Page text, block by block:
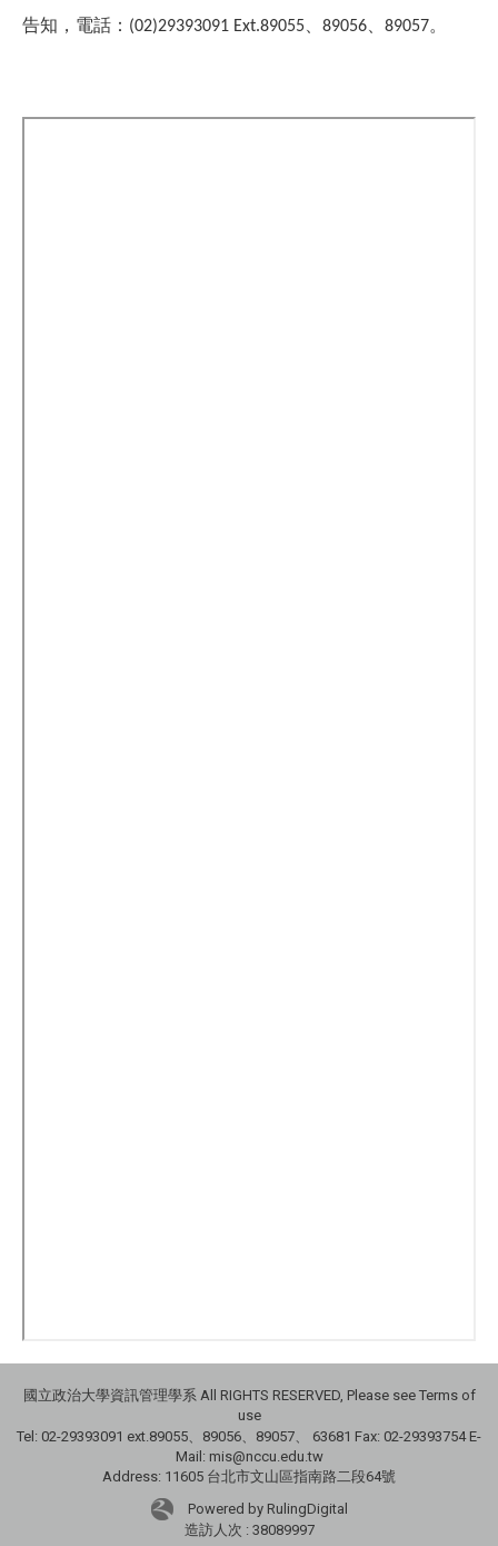
告知，電話： (02)29393091 Ext.89055 89056 89057。
國立政治大學資訊管理學系 All RIGHTS RESERVED, Please see Terms of
use
Tel: 02-29393091 ext.89055、89056、89057、
63681 Fax: 02-29393754 E-
Mail: mis@nccu.edu.tw
Address: 11605 台北市文山區指南路二段64號
Powered by RulingDigital
造訪人次 : 38089997